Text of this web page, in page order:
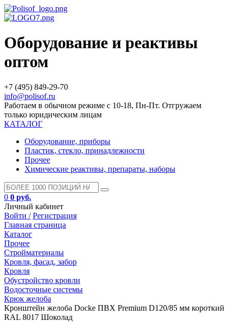
Оборудование и реактивы
оптом
+7 (495) 849-29-70
info@polisof.ru
Работаем в обычном режиме с 10-18, Пн-Пт. Отгружаем
только юридическим лицам
КАТАЛОГ
Оборудование, приборы
Пластик, стекло, принадлежности
Прочее
Химические реактивы, препараты, наборы
0 0 руб.
Личный кабинет
Войти / Регистрация
Главная страница
Каталог
Прочее
Стройматериалы
Кровля, фасад, забор
Кровля
Обустройство кровли
Водосточные системы
Крюк желоба
Кронштейн желоба Docke ПВХ Premium D120/85 мм короткий
RAL 8017 Шоколад